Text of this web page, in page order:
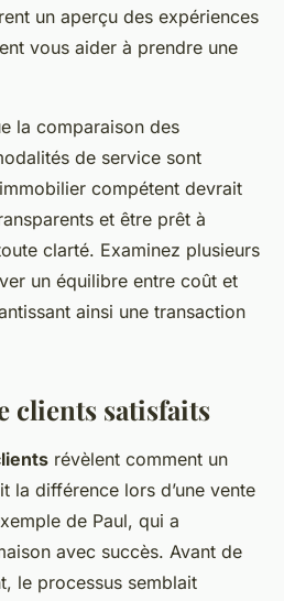
un aperçu des expériences
vous aider à prendre une
la comparaison des
de service sont
compétent devrait
et être prêt à
clarté. Examinez plusieurs
un équilibre entre coût et
ainsi une transaction
clients satisfaits
révèlent comment un
la différence lors d’une vente
de Paul, qui a
avec succès. Avant de
le processus semblait